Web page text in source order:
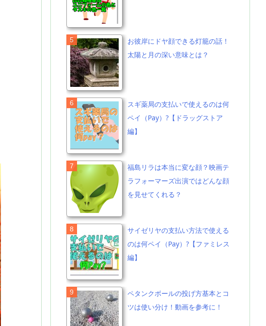
お彼岸にドヤ顔できる灯籠の話！
太陽と月の深い意味とは？
スギ薬局の支払いで使えるのは何
ペイ（Pay）?【ドラッグストア
編】
福島リラは本当に変な顔？映画テ
ラフォーマーズ出演ではどんな顔
を見せてくれる？
サイゼリヤの支払い方法で使える
のは何ペイ（Pay）?【ファミレス
編】
ペタンクボールの投げ方基本とコ
ツは使い分け！動画を参考に！